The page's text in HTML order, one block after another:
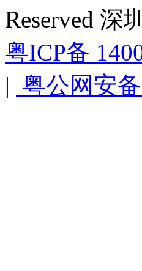
Reserved
粤ICP备
| 粤公网安